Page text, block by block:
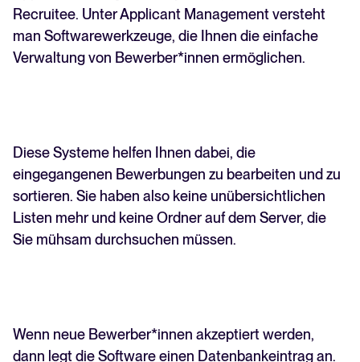
Recruitee. Unter Applicant Management versteht
man Softwarewerkzeuge, die Ihnen die einfache
Verwaltung von Bewerber*innen ermöglichen.
Diese Systeme helfen Ihnen dabei, die
eingegangenen Bewerbungen zu bearbeiten und zu
sortieren. Sie haben also keine unübersichtlichen
Listen mehr und keine Ordner auf dem Server, die
Sie mühsam durchsuchen müssen.
Wenn neue Bewerber*innen akzeptiert werden,
dann legt die Software einen Datenbankeintrag an.